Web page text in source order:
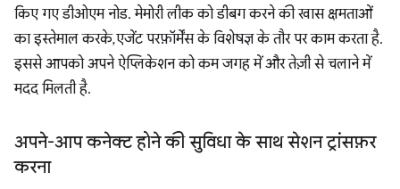
किए गए डीओएम नोड. मेमोरी लीक को डीबग करने की खास क्षमताओं
का इस्तेमाल करके, एजेंट परफ़ॉर्मेंस के विशेषज्ञ के तौर पर काम करता है.
इससे आपको अपने ऐप्लिकेशन को कम जगह में और तेज़ी से चलाने में
मदद मिलती है.
अपने-आप कनेक्ट होने की सुविधा के साथ सेशन ट्रांसफ़र
करना